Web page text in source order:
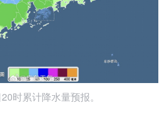
时累计降水量预报。